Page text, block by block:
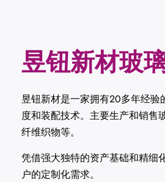
昱钮新材玻
昱钮新材是一家拥有20多年经验
度和装配技术。主要生产和销售
纤维织物等。
凭借强大独特的资产基础和精细
户的定制化需求。